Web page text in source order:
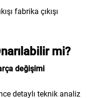
fabrika çıkışı
mi?
değişimi
detaylı teknik analiz